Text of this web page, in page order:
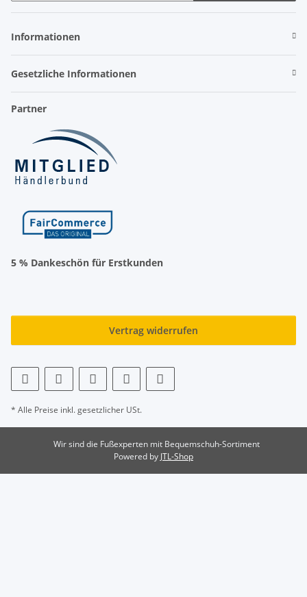
Informationen
Gesetzliche Informationen
Partner
5 % Dankeschön für Erstkunden
Vertrag widerrufen
* Alle Preise inkl. gesetzlicher USt.
Wir sind die Fußexperten mit Bequemschuh-Sortiment
Powered by JTL-Shop